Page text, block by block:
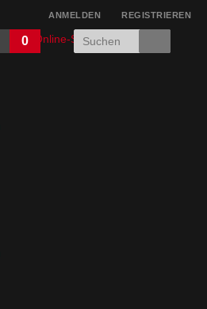
REGISTRIEREN
ANMELDEN
0